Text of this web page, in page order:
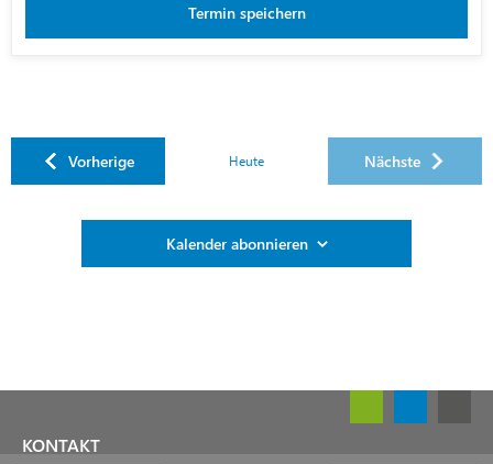
Termin speichern
VorherigeVeranstaltungenHeute
Nächste
Kalender abonnieren
KONTAKT